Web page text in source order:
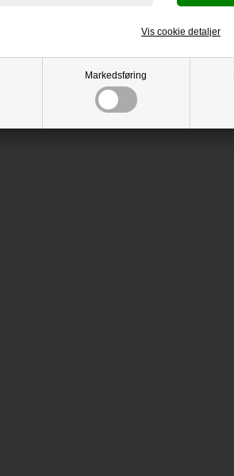
Markedsføring
Vis cookie detaljer